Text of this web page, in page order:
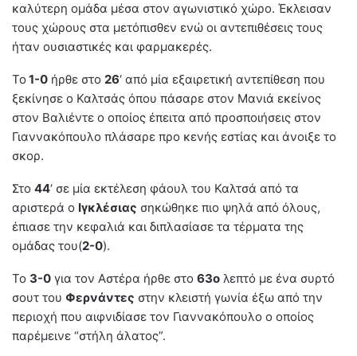
καλύτερη ομάδα μέσα στον αγωνιστικό χώρο. Έκλεισαν
τους χώρους στα μετόπισθεν ενώ οι αντεπιθέσεις τους
ήταν ουσιαστικές και φαρμακερές.
Το 1-0 ήρθε στο 26‘ από μία εξαιρετική αντεπίθεση που
ξεκίνησε ο Καλτσάς όπου πάσαρε στον Μανιά εκείνος
στον Βαλιέντε ο οποίος έπειτα από προσποιήσεις στον
Γιαννακόπουλο πλάσαρε προ κενής εστίας και άνοιξε το
σκορ.
Στο 44‘ σε μία εκτέλεση φάουλ του Καλτσά από τα
αριστερά ο Ιγκλέσιας σηκώθηκε πιο ψηλά από όλους,
έπιασε την κεφαλιά και διπλασίασε τα τέρματα της
ομάδας του(2-0).
Το 3-0 για τον Αστέρα ήρθε στο 63ο λεπτό με ένα συρτό
σουτ του Φερνάντες στην κλειστή γωνία έξω από την
περιοχή που αιφνιδίασε τον Γιαννακόπουλο ο οποίος
παρέμεινε “στήλη άλατος”.